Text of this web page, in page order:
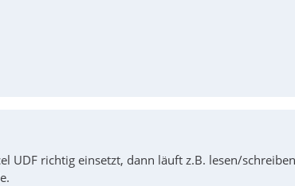
UDF richtig einsetzt, dann läuft z.B. lesen/